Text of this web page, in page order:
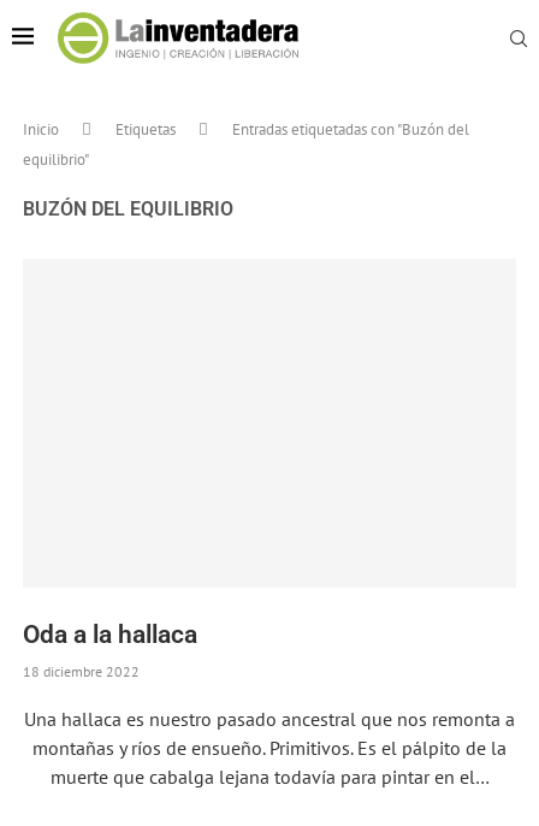
Inicio Etiquetas
Entradas etiquetadas con "Buzón del
equilibrio"
BUZÓN DEL EQUILIBRIO
Oda a la hallaca
18 diciembre 2022
Una hallaca es nuestro pasado ancestral que nos remonta a
montañas y ríos de ensueño. Primitivos. Es el pálpito de la
muerte que cabalga lejana todavía para pintar en el…